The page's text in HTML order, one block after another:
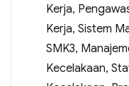
Kerja,
Kerja, Sistem
SMK3,
Kecelakaan,